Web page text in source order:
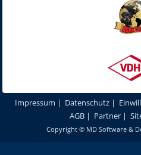
Impressum | Datenschutz |
AGB| Partner|
Copyright © MD Software &